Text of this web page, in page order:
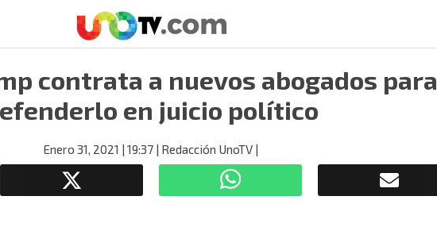
contrata a nuevos abogados para
en juicio político
Enero 31, 2021 | 19:37 | Redacción UnoTV |